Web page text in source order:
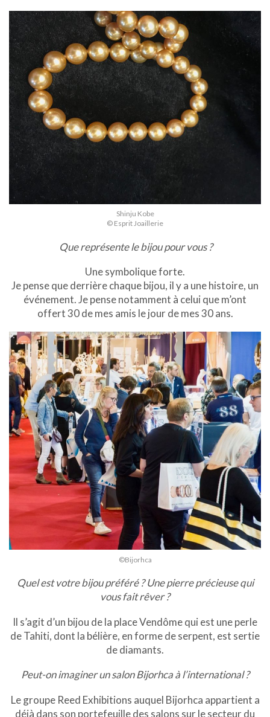
Shinju Kobe
© Esprit Joaillerie
Que représente le bijou pour vous ?
Une symbolique forte.
Je pense que derrière chaque bijou, il y a une histoire, un
événement. Je pense notamment à celui que m’ont
offert 30 de mes amis le jour de mes 30 ans.
©Bijorhca
Quel est votre bijou préféré ? Une pierre précieuse qui
vous fait rêver ?
Il s’agit d’un bijou de la place Vendôme qui est une perle
de Tahiti, dont la bélière, en forme de serpent, est sertie
de diamants.
Peut-on imaginer un salon Bijorhca à l’international ?
Le groupe Reed Exhibitions auquel Bijorhca appartient a
déjà dans son portefeuille des salons sur le secteur du